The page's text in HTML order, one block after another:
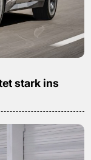
stark ins